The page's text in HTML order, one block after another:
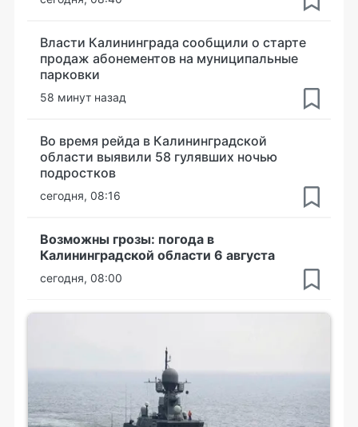
Власти Калининграда сообщили о старте
продаж абонементов на муниципальные
парковки
58 минут назад
Во время рейда в Калининградской
области выявили 58 гулявших ночью
подростков
сегодня, 08:16
Возможны грозы: погода в
Калининградской области 6 августа
сегодня, 08:00